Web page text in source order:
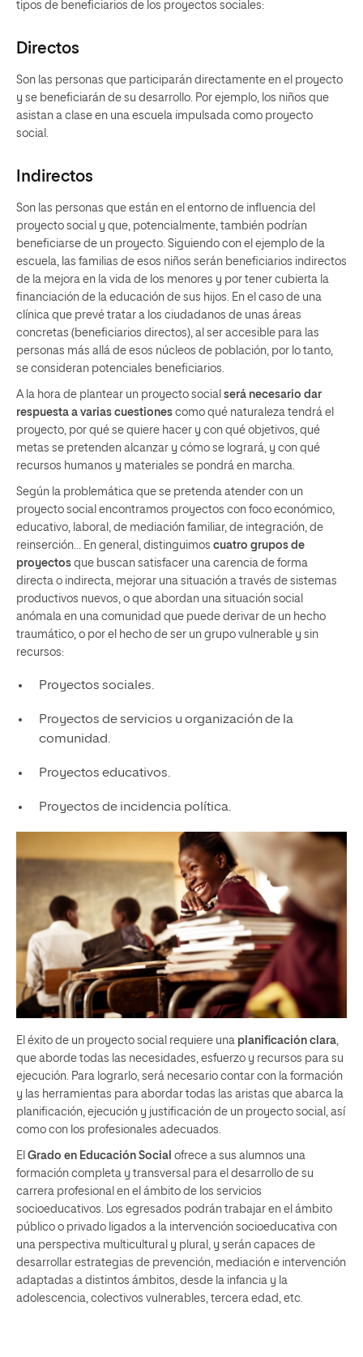
tipos de beneficiarios de los proyectos sociales:
Directos
Son las personas que participarán directamente en el proyecto
y se beneficiarán de su desarrollo. Por ejemplo, los niños que
asistan a clase en una escuela impulsada como proyecto
social.
Indirectos
Son las personas que están en el entorno de influencia del
proyecto social y que, potencialmente, también podrían
beneficiarse de un proyecto. Siguiendo con el ejemplo de la
escuela, las familias de esos niños serán beneficiarios indirectos
de la mejora en la vida de los menores y por tener cubierta la
financiación de la educación de sus hijos. En el caso de una
clínica que prevé tratar a los ciudadanos de unas áreas
concretas (beneficiarios directos), al ser accesible para las
personas más allá de esos núcleos de población, por lo tanto,
se consideran potenciales beneficiarios.
A la hora de plantear un proyecto social será necesario dar
respuesta a varias cuestiones como qué naturaleza tendrá el
proyecto, por qué se quiere hacer y con qué objetivos, qué
metas se pretenden alcanzar y cómo se logrará, y con qué
recursos humanos y materiales se pondrá en marcha.
Según la problemática que se pretenda atender con un
proyecto social encontramos proyectos con foco económico,
educativo, laboral, de mediación familiar, de integración, de
reinserción… En general, distinguimos cuatro grupos de
proyectos que buscan satisfacer una carencia de forma
directa o indirecta, mejorar una situación a través de sistemas
productivos nuevos, o que abordan una situación social
anómala en una comunidad que puede derivar de un hecho
traumático, o por el hecho de ser un grupo vulnerable y sin
recursos:
Proyectos sociales.
Proyectos de servicios u organización de la
comunidad.
Proyectos educativos.
Proyectos de incidencia política.
El éxito de un proyecto social requiere una planificación clara
que aborde todas las necesidades, esfuerzo y recursos para su
ejecución. Para lograrlo, será necesario contar con la formación
y las herramientas para abordar todas las aristas que abarca la
planificación, ejecución y justificación de un proyecto social, así
como con los profesionales adecuados.
El Grado en Educación Social ofrece a sus alumnos una
formación completa y transversal para el desarrollo de su
carrera profesional en el ámbito de los servicios
socioeducativos. Los egresados podrán trabajar en el ámbito
público o privado ligados a la intervención socioeducativa con
una perspectiva multicultural y plural, y serán capaces de
desarrollar estrategias de prevención, mediación e intervención
adaptadas a distintos ámbitos, desde la infancia y la
adolescencia, colectivos vulnerables, tercera edad, etc.